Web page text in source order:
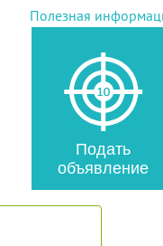
Полезная
Подать
объявление